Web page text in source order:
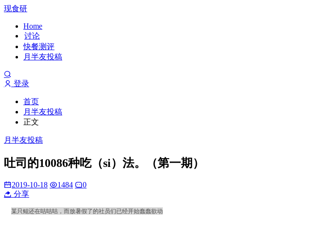
现食研
Home
讨论
快餐测评
月半友投稿
登录
首页
月半友投稿
正文
月半友投稿
吐司的10086种吃（si）法。（第一期）
2019-10-18 1484
0
分享
某只鲲还在咕咕咕，而放暑假了的社员们已经开始蠢蠢欲动